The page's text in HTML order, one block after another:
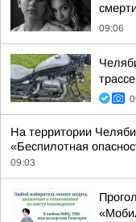
09:06
трассе
На территории
«Беспилотная
09:03